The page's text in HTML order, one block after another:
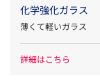
化学強化ガラス
薄くて軽いガラス
詳細はこちら